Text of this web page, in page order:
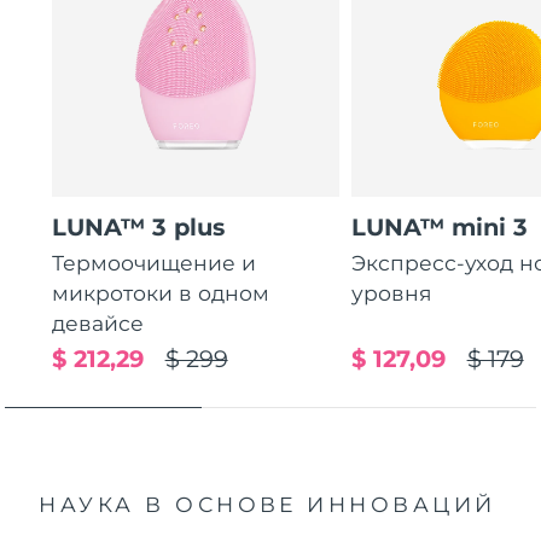
LUNA™ 3 plus
Термоочищение и
микротоки в одном
девайсе
$ 299
$ 212,29
LUNA™ mini 3
Экспресс-уход
уровня
$ 179
$ 127,09
НАУКА В ОСНОВЕ ИННОВАЦИЙ